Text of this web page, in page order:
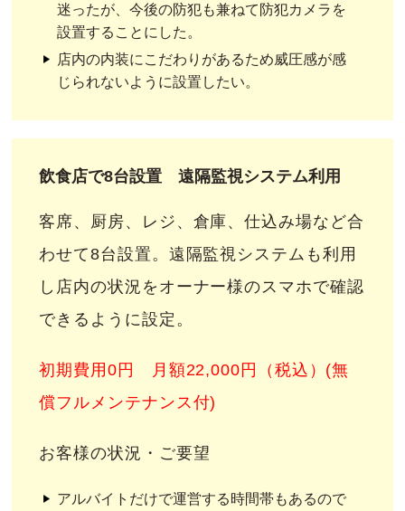
迷ったが、今後の防犯も兼ねて防犯カメラを
設置することにした。
店内の内装にこだわりがあるため威圧感が感
じられないように設置したい。
飲食店で8台設置 遠隔監視システム利用
客席、厨房、レジ、倉庫、仕込み場など合
わせて8台設置。遠隔監視システムも利用
し店内の状況をオーナー様のスマホで確認
できるように設定。
初期費用0円 月額22,000円（税込）(無
償フルメンテナンス付)
お客様の状況・ご要望
アルバイトだけで運営する時間帯もあるので